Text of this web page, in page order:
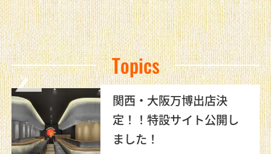
Topics
関西・大阪万博出店決
定！！特設サイト公開し
ました！